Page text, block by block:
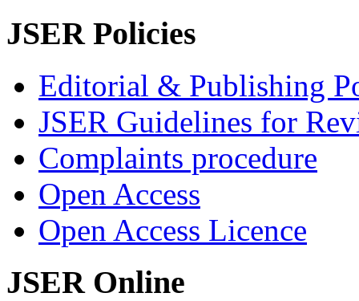
JSER Policies
Editorial & Publishing
JSER Guidelines for
Complaints procedure
Open Access
Open Access Licence
JSER Online